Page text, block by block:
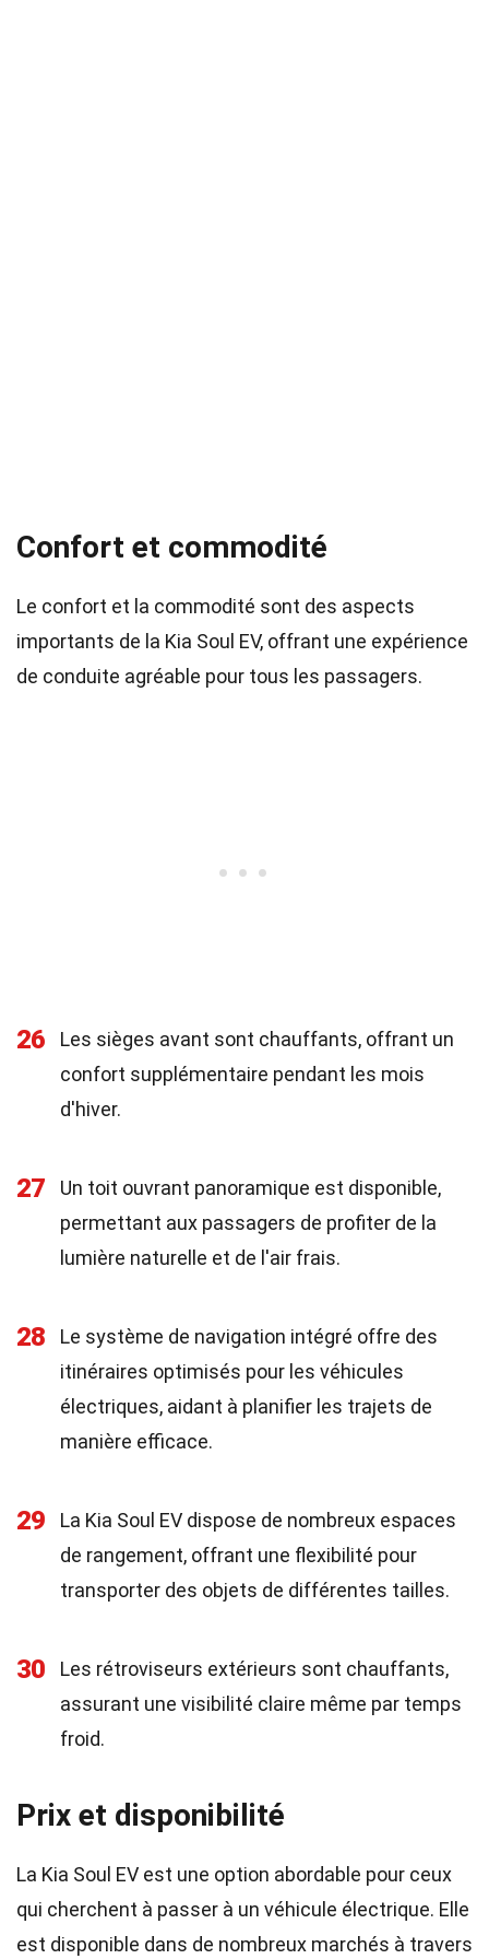
Confort et commodité
Le confort et la commodité sont des aspects
importants de la Kia Soul EV, offrant une expérience
de conduite agréable pour tous les passagers.
26
Les sièges avant sont chauffants, offrant un
confort supplémentaire pendant les mois
d'hiver.
27
Un toit ouvrant panoramique est disponible,
permettant aux passagers de profiter de la
lumière naturelle et de l'air frais.
28
Le système de navigation intégré offre des
itinéraires optimisés pour les véhicules
électriques, aidant à planifier les trajets de
manière efficace.
29
La Kia Soul EV dispose de nombreux espaces
de rangement, offrant une flexibilité pour
transporter des objets de différentes tailles.
30
Les rétroviseurs extérieurs sont chauffants,
assurant une visibilité claire même par temps
froid.
Prix et disponibilité
La Kia Soul EV est une option abordable pour ceux
qui cherchent à passer à un véhicule électrique. Elle
est disponible dans de nombreux marchés à travers